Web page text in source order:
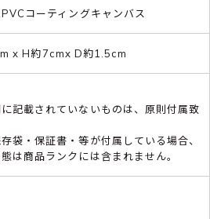
コーティングキャンバス
x H約7cmx D約1.5cm
記載されていないものは、原則付属致
袋・保証書・等が付属している場合、
は商品ランクには含まれません。